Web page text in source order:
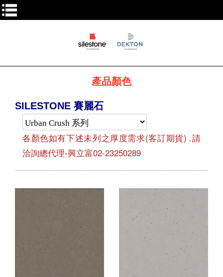
產品顏色
SILESTONE 賽麗石
各顏色如有下述未列之厚度需求(客訂期貨) .請
洽詢總代理-興立富02-23250289